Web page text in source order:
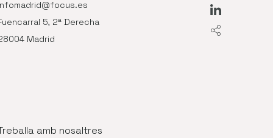
5, 2ª Derecha
Madrid
amb nosaltres